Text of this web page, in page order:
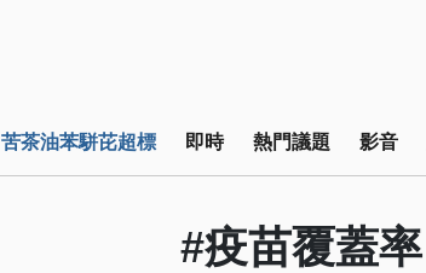
苦茶油苯駢芘超標 即時 熱門議題 影音
#疫苗覆蓋率